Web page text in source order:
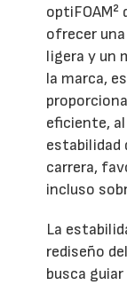
optiFOAM²
ofrecer
ligera y un
la marca,
eficiente,
estabilidad
carrera,
incluso
La
rediseño
busca